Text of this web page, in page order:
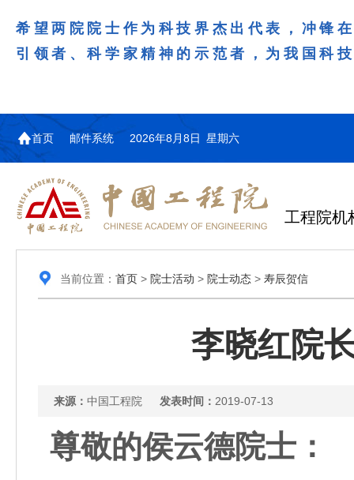
希望两院院士作为科技界杰出代表，冲锋
引领者、科学家精神的示范者，为我国科
首页 邮件系统 2026年8月8日 星期六
工程院机
当前位置： 首页> 院士活动 > 院士动态> 寿辰贺信
李晓红院
来源： 中国工程院 发表时间： 2019-07-13
尊敬的侯云德院士：